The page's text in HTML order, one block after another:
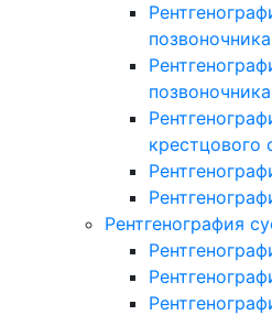
позвоночника
позвоночника
крестцового
Рентгенография